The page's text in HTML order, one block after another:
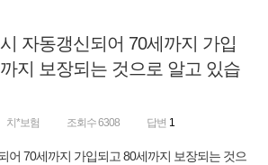
자동갱신되어 70세까지 가입
지 보장되는 것으로 알고 있습
치*보험 조회수 6308 답변 1
어 70세까지 가입되고 80세까지 보장되는 것으